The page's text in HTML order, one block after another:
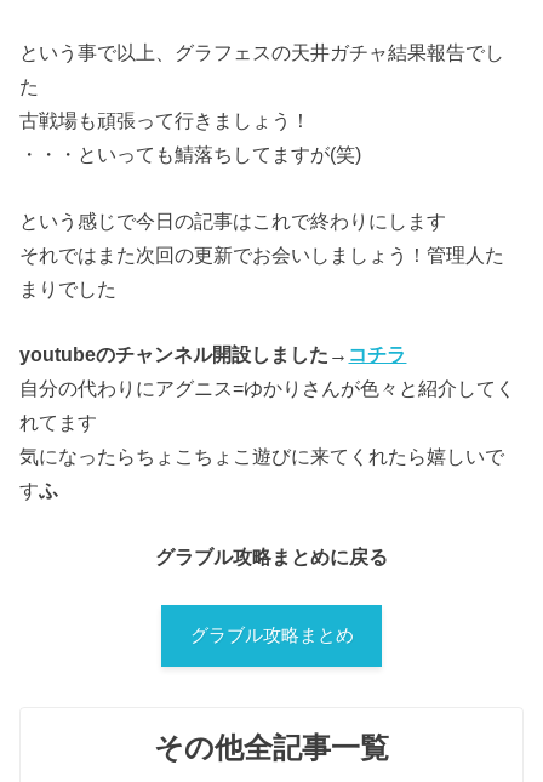
という事で以上、グラフェスの天井ガチャ結果報告でし
た
古戦場も頑張って行きましょう！
・・・といっても鯖落ちしてますが(笑)
という感じで今日の記事はこれで終わりにします
それではまた次回の更新でお会いしましょう！管理人た
まりでした
youtubeのチャンネル開設しました→ コチラ
自分の代わりにアグニス=ゆかりさんが色々と紹介してく
れてます
気になったらちょこちょこ遊びに来てくれたら嬉しいで
すふ
グラブル攻略まとめに戻る
グラブル攻略まとめ
その他全記事一覧